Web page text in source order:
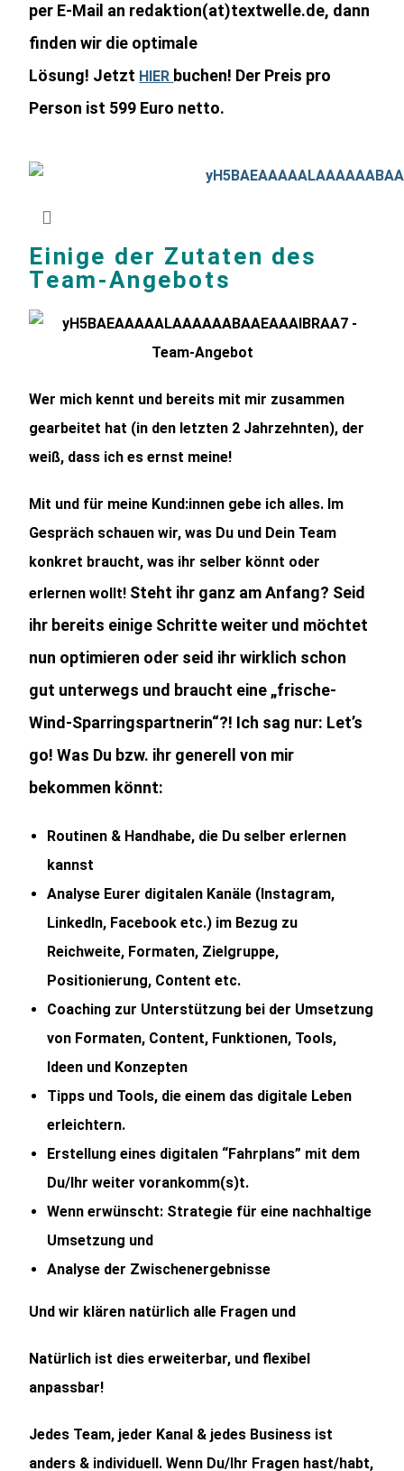
per E-Mail an redaktion(at)textwelle.de, dann
finden wir die optimale
Lösung! Jetzt HIER buchen! Der Preis pro
Person ist 599 Euro netto.
Einige der Zutaten des
Team-Angebots
Wer mich kennt und bereits mit mir zusammen
gearbeitet hat (in den letzten 2 Jahrzehnten), der
weiß, dass ich es ernst meine!
Mit und für meine Kund:innen gebe ich alles. Im
Gespräch schauen wir, was Du und Dein Team
konkret braucht, was ihr selber könnt oder
erlernen wollt! Steht ihr ganz am Anfang? Seid
ihr bereits einige Schritte weiter und möchtet
nun optimieren oder seid ihr wirklich schon
gut unterwegs und braucht eine „frische-
Wind-Sparringspartnerin“?! Ich sag nur: Let’s
go! Was Du bzw. ihr generell von mir
bekommen könnt:
Routinen & Handhabe, die Du selber erlernen
kannst
Analyse Eurer digitalen Kanäle (Instagram,
LinkedIn, Facebook etc.) im Bezug zu
Reichweite, Formaten, Zielgruppe,
Positionierung, Content etc.
Coaching zur Unterstützung bei der Umsetzung
von Formaten, Content, Funktionen, Tools,
Ideen und Konzepten
Tipps und Tools, die einem das digitale Leben
erleichtern.
Erstellung eines digitalen “Fahrplans” mit dem
Du/Ihr weiter vorankomm(s)t.
Wenn erwünscht: Strategie für eine nachhaltige
Umsetzung und
Analyse der Zwischenergebnisse
Und wir klären natürlich alle Fragen und
Natürlich ist dies erweiterbar, und flexibel
anpassbar!
Jedes Team, jeder Kanal & jedes Business ist
anders & individuell. Wenn Du/Ihr Fragen hast/habt,